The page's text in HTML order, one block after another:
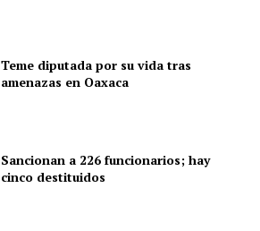
Teme diputada por su vida tras
amenazas en Oaxaca
Sancionan a 226 funcionarios; hay
cinco destituidos